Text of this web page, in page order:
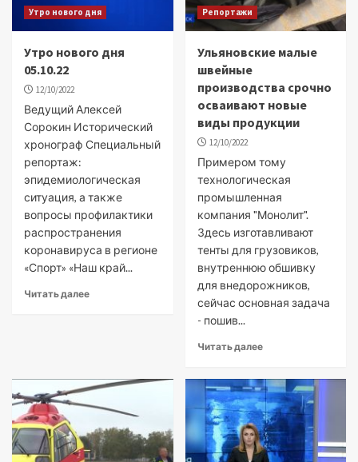
Утро нового дня
Утро нового дня
05.10.22
12/10/2022
Ведущий Алексей
Сорокин Исторический
хронограф Специальный
репортаж:
эпидемиологическая
ситуация, а также
вопросы профилактики
распространения
коронавируса в регионе
«Спорт» «Наш край...
Читать далее
Репортажи
Ульяновские малые
швейные
производства срочно
осваивают новые
виды продукции
12/10/2022
Примером тому
технологическая
промышленная
компания "Монолит".
Здесь изготавливают
тенты для грузовиков,
внутреннюю обшивку
для внедорожников,
сейчас основная задача
- пошив...
Читать далее